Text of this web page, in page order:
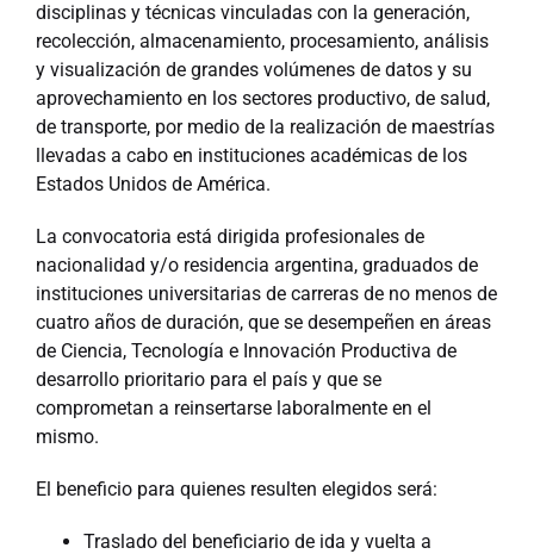
disciplinas y técnicas vinculadas con la generación,
recolección, almacenamiento, procesamiento, análisis
y visualización de grandes volúmenes de datos y su
aprovechamiento en los sectores productivo, de salud,
de transporte, por medio de la realización de maestrías
llevadas a cabo en instituciones académicas de los
Estados Unidos de América.
La convocatoria está dirigida profesionales de
nacionalidad y/o residencia argentina, graduados de
instituciones universitarias de carreras de no menos de
cuatro años de duración, que se desempeñen en áreas
de Ciencia, Tecnología e Innovación Productiva de
desarrollo prioritario para el país y que se
comprometan a reinsertarse laboralmente en el
mismo.
El beneficio para quienes resulten elegidos será:
Traslado del beneficiario de ida y vuelta a